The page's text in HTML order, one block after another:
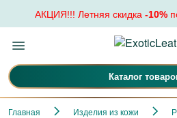
АКЦИЯ!!! Летняя скидка -10%
Каталог
Главная Изделия из кожи